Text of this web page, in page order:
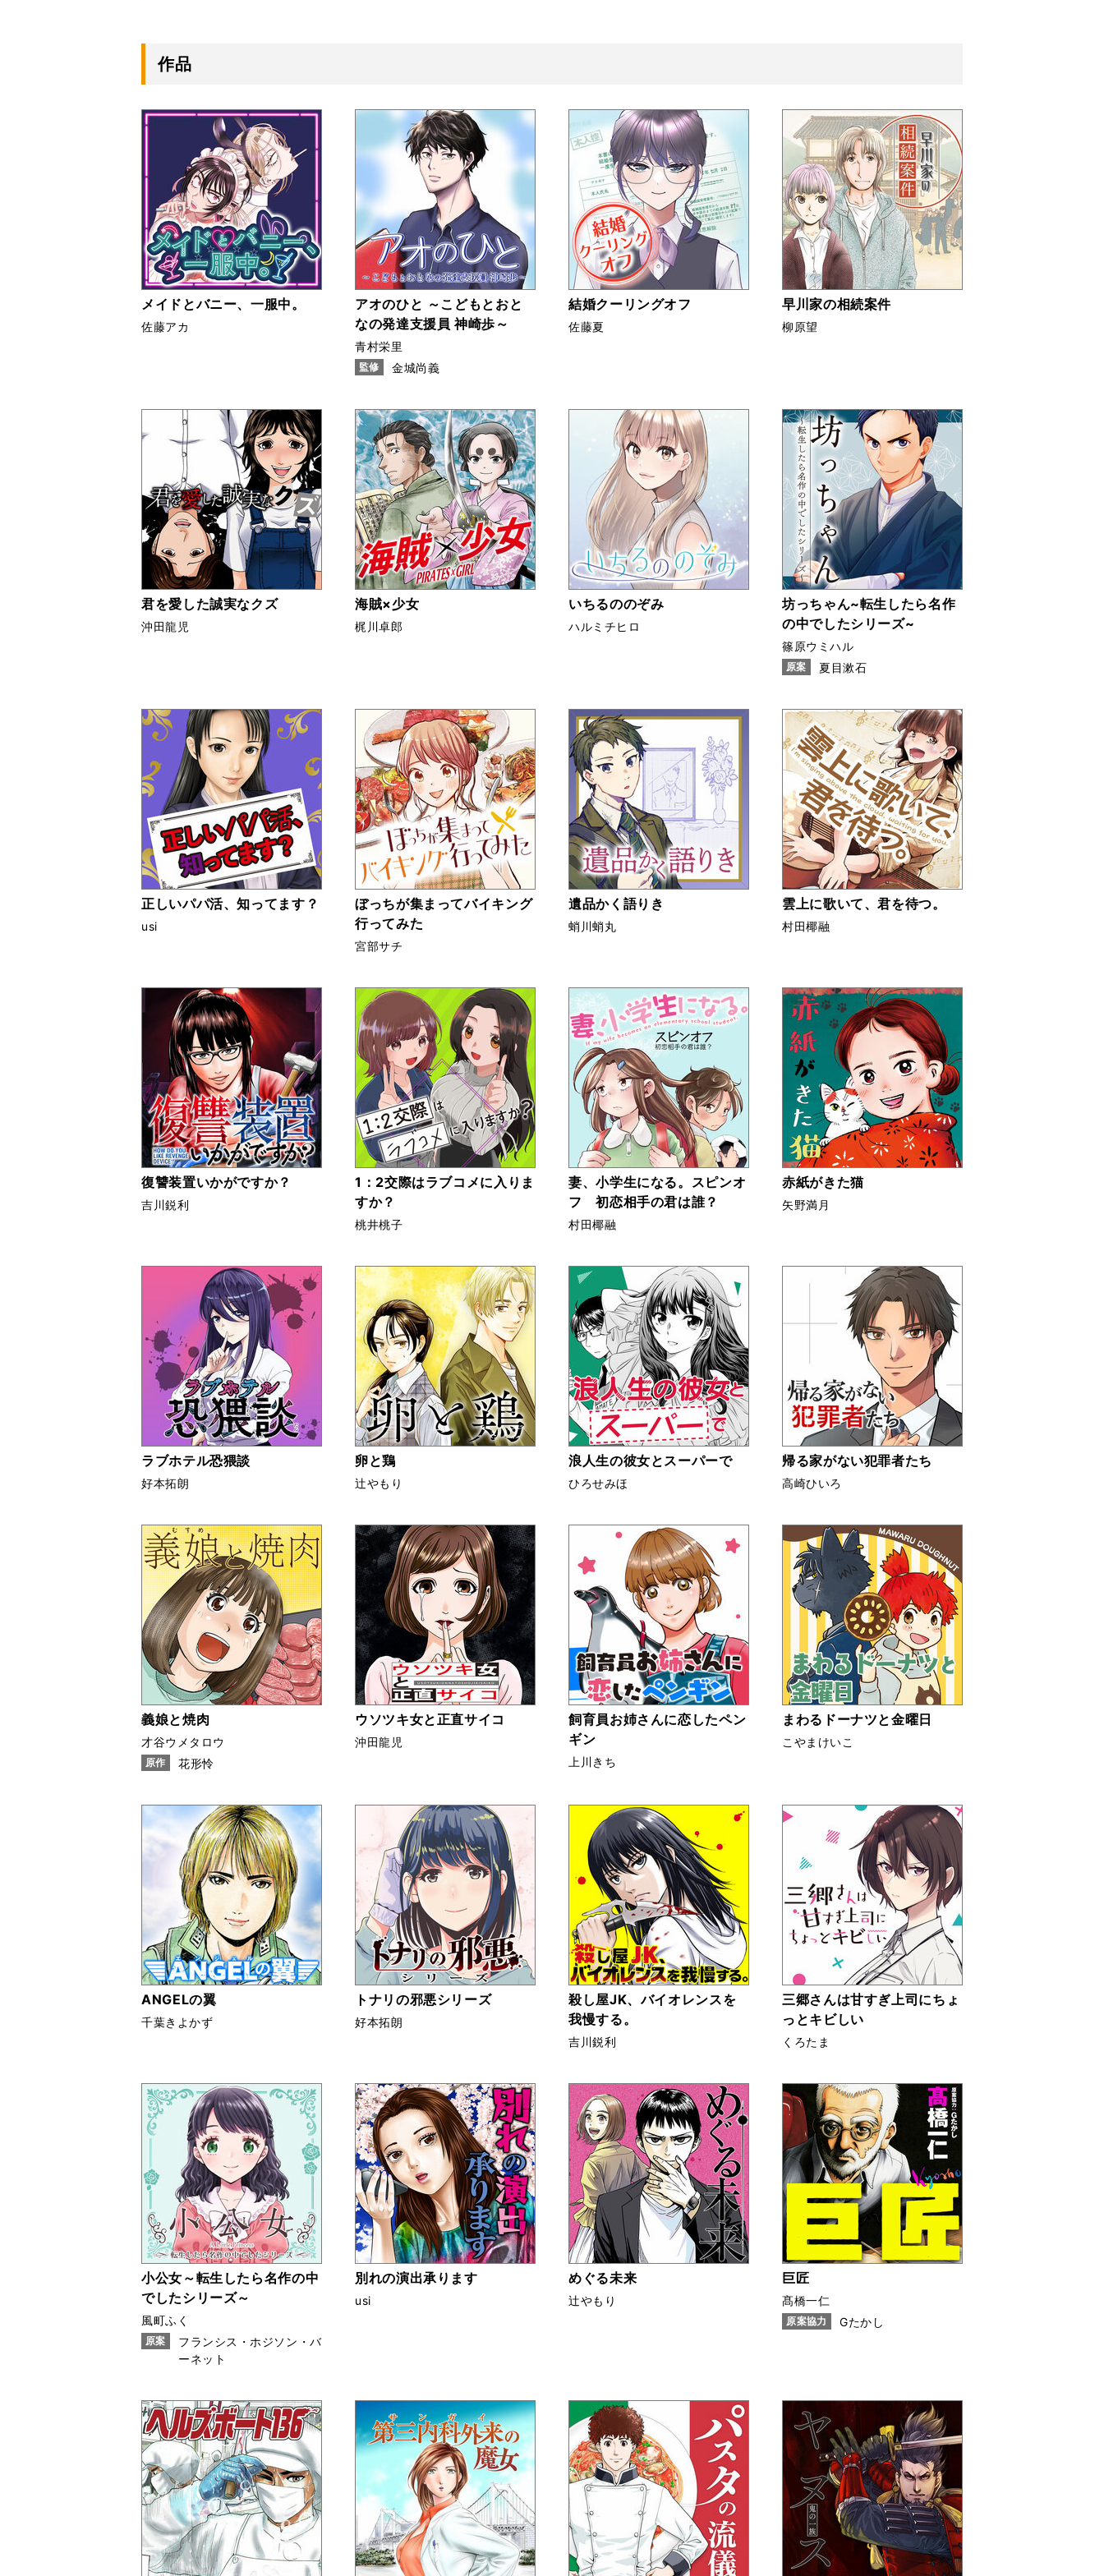
作品
メイドとバニー、一服中。
佐藤アカ
アオのひと ～こどもとおと
なの発達支援員 神崎歩～
青村栄里
監修 金城尚義
結婚クーリングオフ
佐藤夏
早川家の相続案件
柳原望
君を愛した誠実なクズ
沖田龍児
海賊×少女
梶川卓郎
いちるののぞみ
ハルミチヒロ
坊っちゃん~転生したら名作
の中でしたシリーズ~
篠原ウミハル
原案 夏目漱石
正しいパパ活、知ってます？
usi
ぼっちが集まってバイキング
行ってみた
宮部サチ
遺品かく語りき
蛸川蛸丸
雲上に歌いて、君を待つ。
村田椰融
復讐装置いかがですか？
吉川鋭利
1：2交際はラブコメに入りま
すか？
桃井桃子
妻、小学生になる。スピンオ
フ 初恋相手の君は誰？
村田椰融
赤紙がきた猫
矢野満月
ラブホテル恐猥談
好本拓朗
卵と鶏
辻やもり
浪人生の彼女とスーパーで
ひろせみほ
帰る家がない犯罪者たち
高崎ひいろ
義娘と焼肉
才谷ウメタロウ
原作 花形怜
ウソツキ女と正直サイコ
沖田龍児
飼育員お姉さんに恋したペン
ギン
上川きち
まわるドーナツと金曜日
こやまけいこ
ANGELの翼
千葉きよかず
トナリの邪悪シリーズ
好本拓朗
殺し屋JK、バイオレンスを
我慢する。
吉川鋭利
三郷さんは甘すぎ上司にちょ
っとキビしい
くろたま
小公女～転生したら名作の中
でしたシリーズ～
風町ふく
原案
フランシス・ホジソン・バ
ーネット
別れの演出承ります
usi
めぐる未来
辻やもり
巨匠
髙橋一仁
原案協力 Gたかし